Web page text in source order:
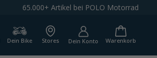
65.000+ Artikel bei POLO Motorrad
Dein Bike Stores Dein Konto Warenkorb